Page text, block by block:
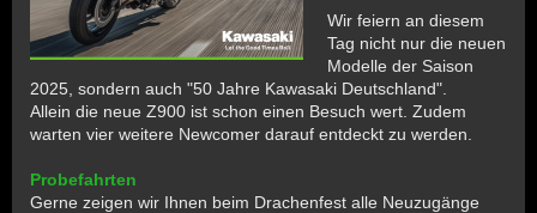
Wir feiern an diesem
Tag nicht nur die neuen
Modelle der Saison
2025, sondern auch "50 Jahre Kawasaki Deutschland".
Allein die neue Z900 ist schon einen Besuch wert. Zudem
warten vier weitere Newcomer darauf entdeckt zu werden.
Probefahrten
Gerne zeigen wir Ihnen beim Drachenfest alle Neuzugänge